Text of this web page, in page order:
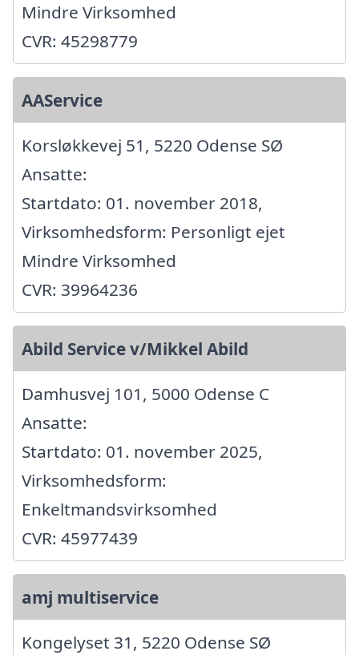
Mindre Virksomhed
CVR: 45298779
AAService
Korsløkkevej 51, 5220 Odense SØ
Ansatte:
Startdato: 01. november 2018,
Virksomhedsform: Personligt ejet
Mindre Virksomhed
CVR: 39964236
Abild Service v/Mikkel Abild
Damhusvej 101, 5000 Odense C
Ansatte:
Startdato: 01. november 2025,
Virksomhedsform:
Enkeltmandsvirksomhed
CVR: 45977439
amj multiservice
Kongelyset 31, 5220 Odense SØ